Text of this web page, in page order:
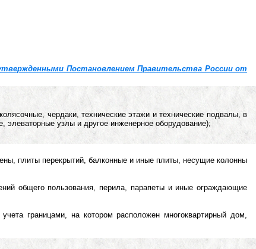
Постановлением Правительства России от
чердаки, технические этажи и технические подвалы, в
узлы и другое инженерное оборудование);
плиты перекрытий, балконные и иные плиты, несущие колонны
общего пользования, перила, парапеты и иные ограждающие
границами, на котором расположен многоквартирный дом,